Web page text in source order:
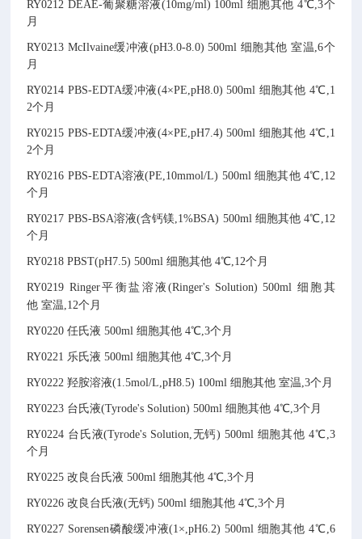
RY0212 DEAE-葡聚糖溶液(10mg/ml) 100ml 细胞其他 4℃,3个
月
RY0213 McIlvaine缓冲液(pH3.0-8.0) 500ml 细胞其他 室温,6个
月
RY0214 PBS-EDTA缓冲液(4×PE,pH8.0) 500ml 细胞其他 4℃,1
2个月
RY0215 PBS-EDTA缓冲液(4×PE,pH7.4) 500ml 细胞其他 4℃,1
2个月
RY0216 PBS-EDTA溶液(PE,10mmol/L) 500ml 细胞其他 4℃,12
个月
RY0217 PBS-BSA溶液(含钙镁,1%BSA) 500ml 细胞其他 4℃,12
个月
RY0218 PBST(pH7.5) 500ml 细胞其他 4℃,12个月
RY0219 Ringer平衡盐溶液(Ringer's Solution) 500ml 细胞其
他 室温,12个月
RY0220 任氏液 500ml 细胞其他 4℃,3个月
RY0221 乐氏液 500ml 细胞其他 4℃,3个月
RY0222 羟胺溶液(1.5mol/L,pH8.5) 100ml 细胞其他 室温,3个月
RY0223 台氏液(Tyrode's Solution) 500ml 细胞其他 4℃,3个月
RY0224 台氏液(Tyrode's Solution,无钙) 500ml 细胞其他 4℃,3
个月
RY0225 改良台氏液 500ml 细胞其他 4℃,3个月
RY0226 改良台氏液(无钙) 500ml 细胞其他 4℃,3个月
RY0227 Sorensen磷酸缓冲液(1×,pH6.2) 500ml 细胞其他 4℃,6